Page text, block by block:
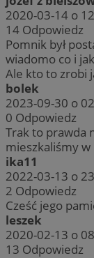
2020-03-14 o
14 Odpowiedz
Pomnik był
wiadomo co i
Ale kto to zrobi
bolek
2023-09-30 o
0 Odpowiedz
Trak to prawda
mieszkaliśmy w
ika11
2022-03-13 o
2 Odpowiedz
Cześć jego
leszek
2020-02-13 o
13 Odpowiedz